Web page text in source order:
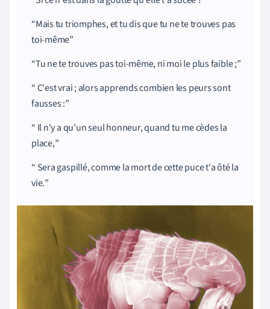
Mais tu triomphes, et tu dis que tu ne te trouves pas
toi-même
Tu ne te trouves pas toi-même, ni moi le plus faible ;
C'est vrai ; alors apprends combien les peurs sont
fausses :
Il n'y a qu'un seul honneur, quand tu me cèdes la
place,
Sera gaspillé, comme la mort de cette puce t'a ôté la
vie.